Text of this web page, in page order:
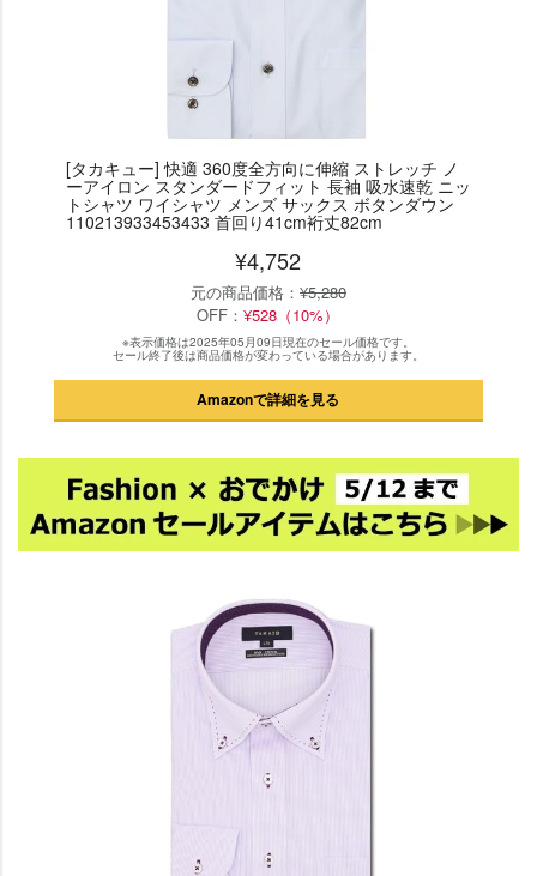
[タカキュー] 快適 360度全方向に伸縮 ストレッチ ノ
ーアイロン スタンダードフィット 長袖 吸水速乾 ニッ
トシャツ ワイシャツ メンズ サックス ボタンダウン
110213933453433 首回り41cm裄丈82cm
¥4,752
元の商品価格： ¥5,280
OFF：¥528（10%）
※表示価格は2025年05月09日現在のセール価格です。
セール終了後は商品価格が変わっている場合があります。
Amazonで詳細を見る